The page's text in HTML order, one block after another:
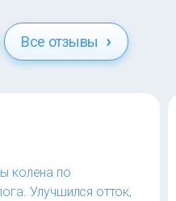
Все отзывы
колена по
Улучшился отток,